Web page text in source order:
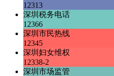
12313
深圳税务电话
12366
深圳市民热线
12345
深圳妇女维权
12338-2
深圳市场监管